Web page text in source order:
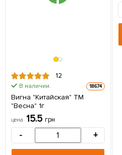
12
В наличии. 18674
Вигна "Китайская" ТМ
"Весна" 1г
цена 15.5 грн
- +